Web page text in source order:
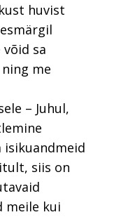
huvist
sa
me
– Juhul,
isikuandmeid
siis on
meile kui